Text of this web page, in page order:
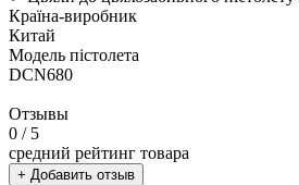
Країна-виробник
Китай
Модель пістолета
DCN680
Отзывы
0 / 5
средний рейтинг товара
+ Добавить отзыв